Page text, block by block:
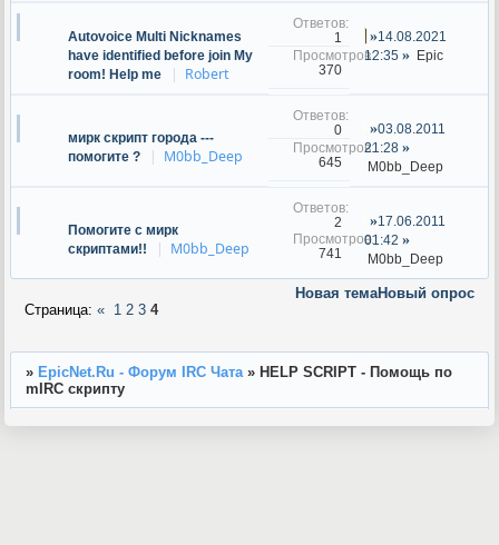
Autovoice Multi Nicknames
have identified before join My
room! Help me
Robert
1
370
14.08.2021
12:35
Epic
мирк скрипт города ---
помогите ?
M0bb_Deep
0
645
03.08.2011
21:28
M0bb_Deep
Помогите с мирк
скриптами!!
M0bb_Deep
2
741
17.06.2011
01:42
M0bb_Deep
Новая темаНовый опрос
Страница: « 1 2 3 4
» EpicNet.Ru - Форум IRC Чата » HELP SCRIPT - Помощь по
mIRC скрипту